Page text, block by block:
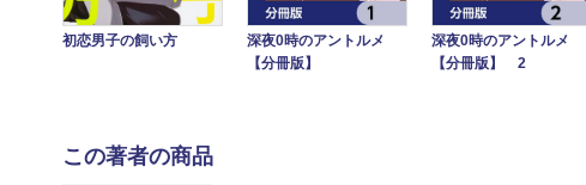
初恋男子の飼い方
深夜0時のアントルメ
【分冊版】
深夜0時のアントルメ
【分冊版】 2
この著者の商品